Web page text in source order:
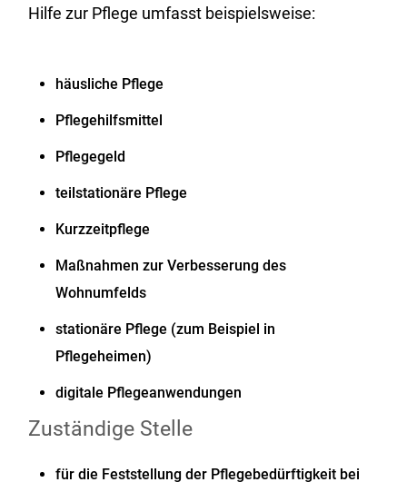
Hilfe zur Pflege umfasst beispielsweise:
häusliche Pflege
Pflegehilfsmittel
Pflegegeld
teilstationäre Pflege
Kurzzeitpflege
Maßnahmen zur Verbesserung des
Wohnumfelds
stationäre Pflege (zum Beispiel in
Pflegeheimen)
digitale Pflegeanwendungen
Zuständige Stelle
für die Feststellung der Pflegebedürftigkeit bei